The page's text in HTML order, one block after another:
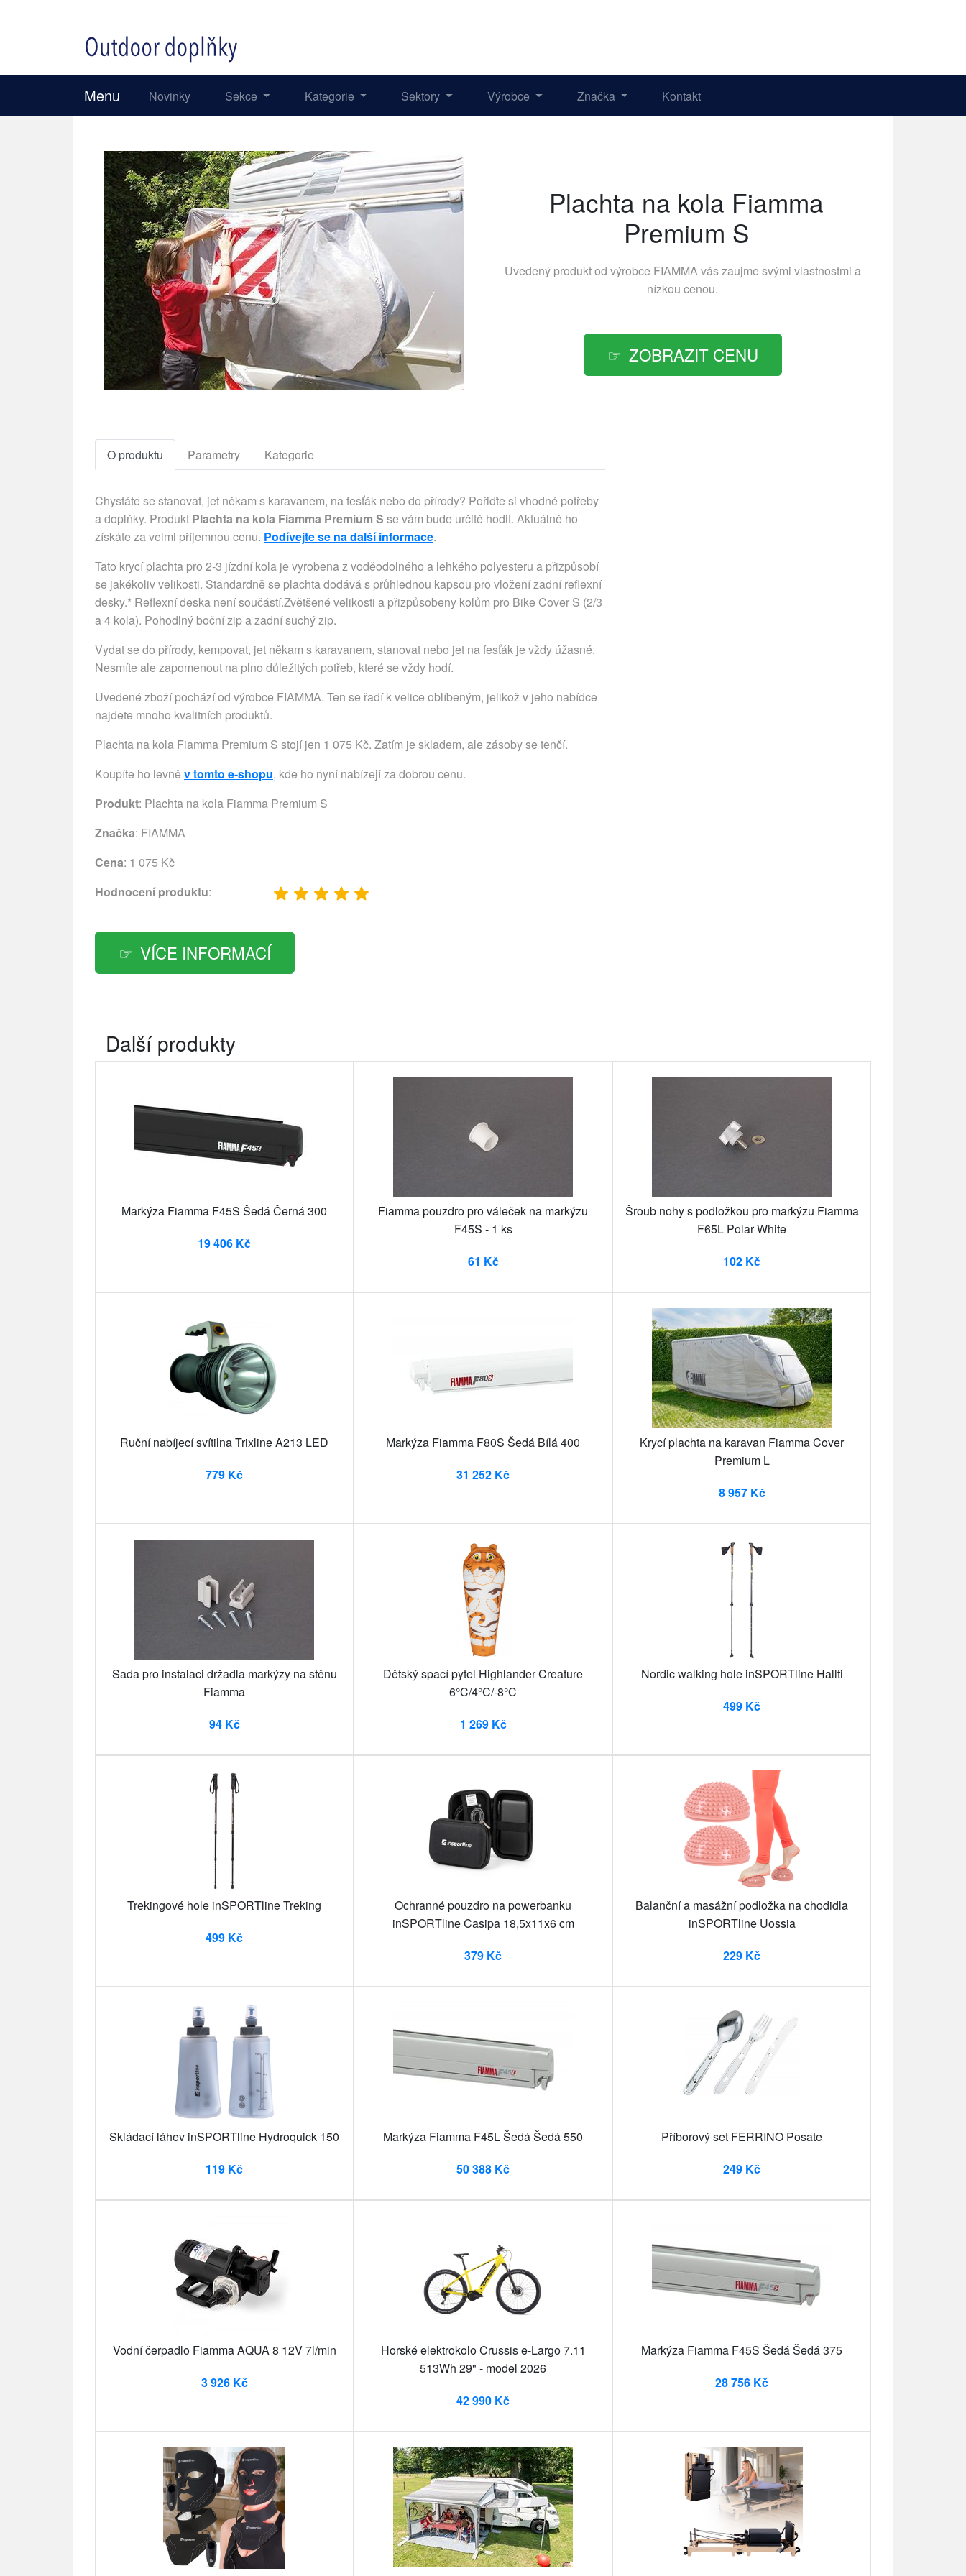
Menu Novinky Sekce Kategorie Sektory Výrobce Značka Kontakt
Plachta na kola Fiamma
Premium S
Uvedený produkt od výrobce FIAMMAvás zaujme svými vlastnostmi a
nízkou cenou.
ZOBRAZIT CENU
O produktu Parametry Kategorie
Chystáte se stanovat, jet někam s karavanem, na fesťák nebo do přírody? Pořiďte si vhodné potřeby
a doplňky. Produkt Plachta na kola Fiamma Premium S se vám bude určitě hodit. Aktuálně ho
získáte za velmi příjemnou cenu. Podívejte se na další informace.
Tato krycí plachta pro 2-3 jízdní kola je vyrobena z voděodolného a lehkého polyesteru a přizpůsobí
se jakékoliv velikosti. Standardně se plachta dodává s průhlednou kapsou pro vložení zadní reflexní
desky.* Reflexní deska není součástí.Zvětšené velikosti a přizpůsobeny kolům pro Bike Cover S (2/3
a 4 kola). Pohodlný boční zip a zadní suchý zip.
Vydat se do přírody, kempovat, jet někam s karavanem, stanovat nebo jet na fesťák je vždy úžasné.
Nesmíte ale zapomenout na plno důležitých potřeb, které se vždy hodí.
Uvedené zboží pochází od výrobce FIAMMA. Ten se řadí k velice oblíbeným, jelikož v jeho nabídce
najdete mnoho kvalitních produktů.
Plachta na kola Fiamma Premium S stojí jen 1 075 Kč. Zatím je skladem, ale zásoby se tenčí.
Koupíte ho levně v tomto e-shopu, kde ho nyní nabízejí za dobrou cenu.
Produkt: Plachta na kola Fiamma Premium S
Značka: FIAMMA
Cena: 1 075 Kč
Hodnocení produktu:
VÍCE INFORMACÍ
Další produkty
Markýza Fiamma F45S Šedá Černá 300
19 406 Kč
Fiamma pouzdro pro váleček na markýzu
F45S - 1 ks
61 Kč
Šroub nohy s podložkou pro markýzu Fiamma
F65L Polar White
102 Kč
Ruční nabíjecí svítilna Trixline A213 LED
779 Kč
Markýza Fiamma F80S Šedá Bílá 400
31 252 Kč
Krycí plachta na karavan Fiamma Cover
Premium L
8 957 Kč
Sada pro instalaci držadla markýzy na stěnu
Fiamma
94 Kč
Dětský spací pytel Highlander Creature
6°C/4°C/-8°C
1 269 Kč
Nordic walking hole inSPORTline Hallti
499 Kč
Trekingové hole inSPORTline Treking
499 Kč
Ochranné pouzdro na powerbanku
inSPORTline Casipa 18,5x11x6 cm
379 Kč
Balanční a masážní podložka na chodidla
inSPORTline Uossia
229 Kč
Skládací láhev inSPORTline Hydroquick 150
119 Kč
Markýza Fiamma F45L Šedá Šedá 550
50 388 Kč
Příborový set FERRINO Posate
249 Kč
Vodní čerpadlo Fiamma AQUA 8 12V 7l/min
3 926 Kč
Horské elektrokolo Crussis e-Largo 7.11
513Wh 29" - model 2026
42 990 Kč
Markýza Fiamma F45S Šedá Šedá 375
28 756 Kč